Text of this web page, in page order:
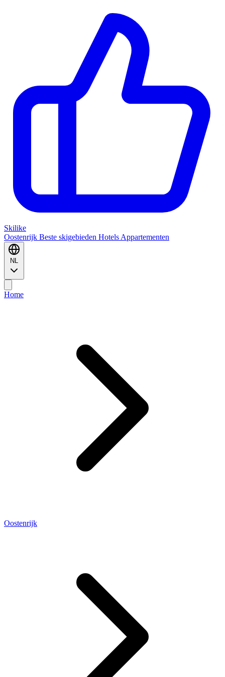
Skilike
Oostenrijk Beste skigebieden Hotels Appartementen
NL
Home
Oostenrijk